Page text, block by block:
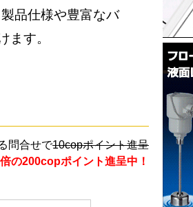
品仕様や豊富なバ
ます。
問合せで10copポイント進呈
の200copポイント進呈中！